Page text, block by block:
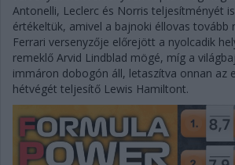
Antonelli, Leclerc és Norris teljesítményét
értékeltük, amivel a bajnoki éllovas tovább
Ferrari versenyzője előrejött a nyolcadik
remeklő Arvid Lindblad mögé, míg a
immáron dobogón áll, letaszítva onnan az
hétvégét teljesítő Lewis Hamiltont.